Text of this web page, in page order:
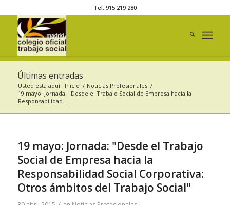
Tel. 915 219 280
Últimas entradas
Usted está aquí: Inicio / Noticias Profesionales /
19 mayo: Jornada: "Desde el Trabajo Social de Empresa hacia la
Responsabilidad...
19 mayo: Jornada: "Desde el Trabajo
Social de Empresa hacia la
Responsabilidad Social Corporativa:
Otros ámbitos del Trabajo Social"